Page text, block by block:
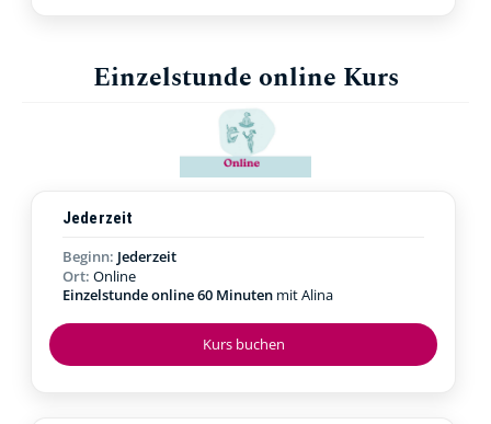
Einzelstunde online Kurs
Kurs buchen
Jederzeit
Beginn: Jederzeit
Ort: Online
Einzelstunde online 60 Minuten mit Alina